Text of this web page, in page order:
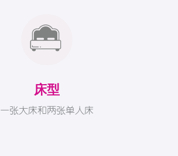
床型
一张大床和两张单人床